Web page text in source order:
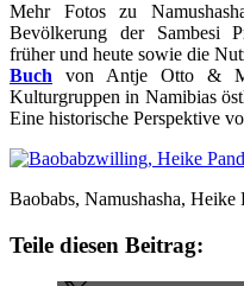
Mehr Fotos zu
Bevölkerung der Sambesi
früher und heute sowie die
Buch von Antje Otto &
Kulturgruppen in Namibias
Eine historische Perspektive
Baobabs, Namushasha, Heike
Teile diesen Beitrag: